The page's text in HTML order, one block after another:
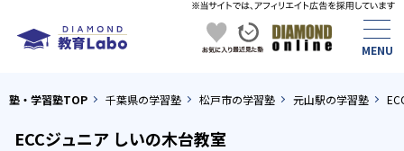
塾・学習塾TOP 千葉県の学習塾 松戸市の学習塾 元山駅の学習塾
ECCジュニア しいの木台教室